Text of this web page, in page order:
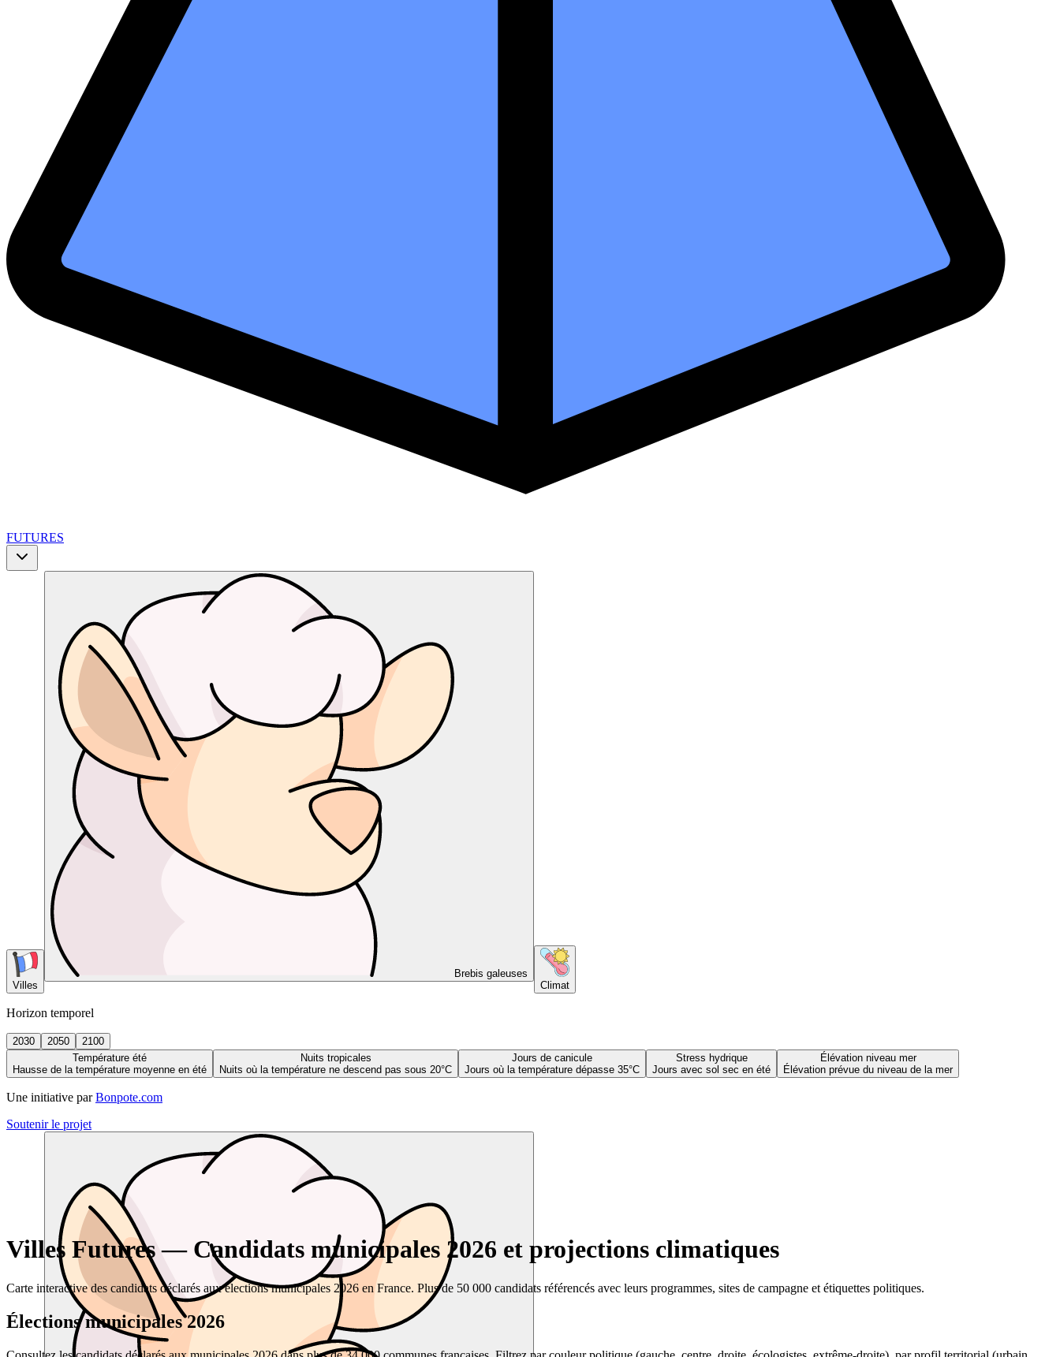
FUTURES
Villes
Brebis galeuses
Climat
Horizon temporel
2030 2050
2100
Température été
Hausse de la température moyenne en été
Nuits tropicales
Nuits où la température ne descend pas sous 20°C
Jours de canicule
Jours où la température dépasse 35°C
Stress hydrique
Jours avec sol sec en été
Élévation niveau mer
Élévation prévue du niveau de la mer
Une initiative par Bonpote.com
Soutenir le projet
Villes Futures — Candidats municipales 2026 et projections climatiques
Carte interactive des candidats déclarés aux élections municipales 2026 en France. Plus de 50 000 candidats référencés avec leurs programmes, sites de campagne et étiquettes politiques.
Élections municipales 2026